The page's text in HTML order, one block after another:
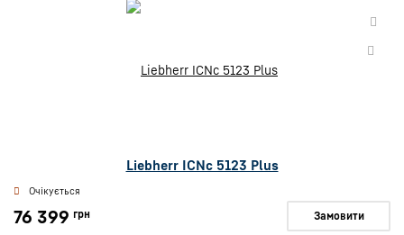
Liebherr ICNc 5123 Plus
Очікується
76 399 грн Замовити